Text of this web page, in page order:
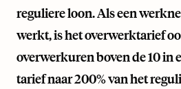
reguliere loon. Als een
werkt, is het overwerktarief
overwerkuren boven de 10 in
tarief naar 200% van het